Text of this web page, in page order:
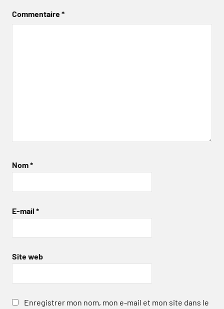
Commentaire*
Nom*
E-mail *
Site web
Enregistrer mon nom, mon e-mail et mon site dans le